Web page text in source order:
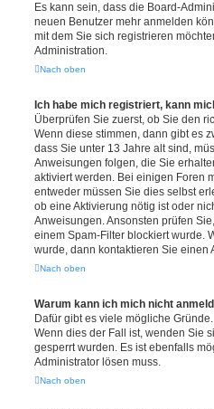
Es kann sein, dass die Board-
neuen Benutzer mehr anmelden
mit dem Sie sich registrieren
Administration.
Nach oben
Ich habe mich registriert, kann
Überprüfen Sie zuerst, ob Sie den
Wenn diese stimmen, dann gibt es
dass Sie unter 13 Jahre alt sind,
Anweisungen folgen, die Sie
aktiviert werden. Bei einigen Foren
entweder müssen Sie dies selbst
ob eine Aktivierung nötig ist oder
Anweisungen. Ansonsten prüfen
einem Spam-Filter blockiert wurde.
wurde, dann kontaktieren Sie einen
Nach oben
Warum kann ich mich nicht
Dafür gibt es viele mögliche
Wenn dies der Fall ist, wenden Sie
gesperrt wurden. Es ist ebenfalls
Administrator lösen muss.
Nach oben